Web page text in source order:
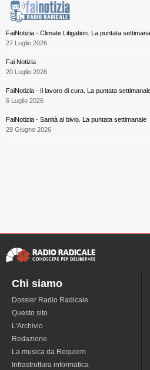
FaiNotizia - Climate Litigation. La puntata
27 Luglio 2026
Fai Notizia
20 Luglio 2026
FaiNotizia - Il lavoro di cura. La puntata
6 Luglio 2026
FaiNotizia - Sanità al bivio. La puntata settimanale
29 Giugno 2026
Chi siamo
Dossier Radio Radicale
Questo sito
L'Archivio
Redazione
La musica da Requiem
Infrastruttura informatica